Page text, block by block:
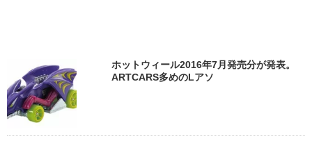
ホットウィール2016年7月発売分が発表。
ARTCARS多めのLアソ